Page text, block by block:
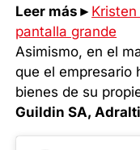
Leer más►
pantalla grande
Asimismo, en el
que el empresario
bienes de su
Guildin SA,